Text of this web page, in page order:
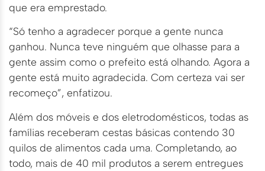
que era emprestado.
“Só tenho a agradecer porque a gente nunca
ganhou. Nunca teve ninguém que olhasse para a
gente assim como o prefeito está olhando. Agora a
gente está muito agradecida. Com certeza vai ser
recomeço”, enfatizou.
Além dos móveis e dos eletrodomésticos, todas as
famílias receberam cestas básicas contendo 30
quilos de alimentos cada uma. Completando, ao
todo, mais de 40 mil produtos a serem entregues